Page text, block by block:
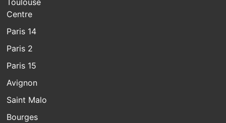
Toulouse
Centre
Paris 14
Paris 2
Paris 15
Avignon
Saint Malo
Bourges